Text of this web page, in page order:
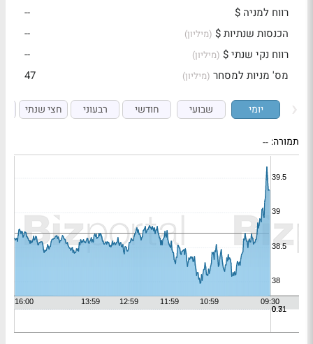
רווח למניה $
--
הכנסות שנתיות $ (מיליון)
--
רווח נקי שנתי $ (מיליון)
--
מס' מניות למסחר (מיליון) 47
יומי שבועי חודשי רבעוני חצי שנתי
תמורה: --